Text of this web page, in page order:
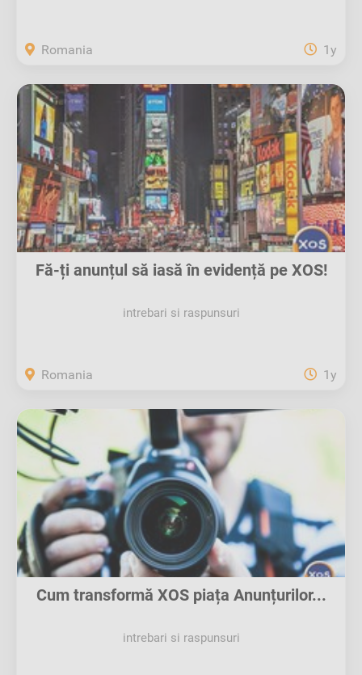
Romania 1y
Fă-ți anunțul să iasă în evidență pe XOS!
intrebari si raspunsuri
Romania 1y
Cum transformă XOS piața Anunțurilor...
intrebari si raspunsuri